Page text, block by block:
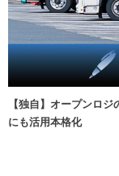
【独自】オープンロ
にも活用本格化